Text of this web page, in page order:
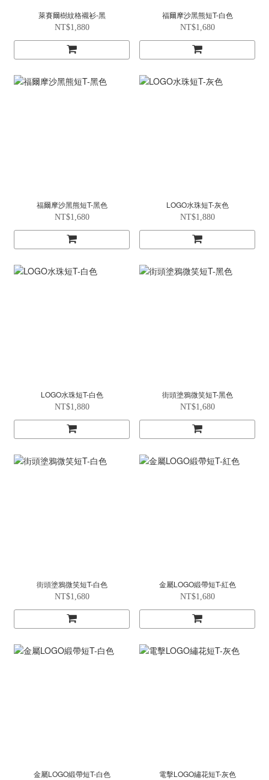
萊賽爾樹紋格襯衫-黑
NT$1,880
福爾摩沙黑熊短T-白色
NT$1,680
福爾摩沙黑熊短T-黑色
NT$1,680
LOGO水珠短T-灰色
NT$1,880
LOGO水珠短T-白色
NT$1,880
街頭塗鴉微笑短T-黑色
NT$1,680
街頭塗鴉微笑短T-白色
NT$1,680
金屬LOGO緞帶短T-紅色
NT$1,680
金屬LOGO緞帶短T-白色 電擊LOGO繡花短T-灰色